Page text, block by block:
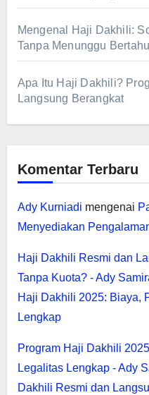
Mengenal Haji Dakhili:
Tanpa Menunggu
Apa Itu Haji Dakhili?
Langsung Berangkat
Komentar Terbaru
Ady Kurniadi mengenai
Menyediakan
Haji Dakhili Resmi dan
Tanpa Kuota? - Ady
Haji Dakhili 2025: Biaya,
Lengkap
Program Haji Dakhili
Legalitas Lengkap - Ady
Dakhili Resmi dan